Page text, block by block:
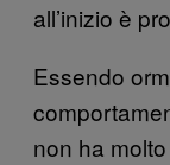
all’inizio è
Essendo
non ha